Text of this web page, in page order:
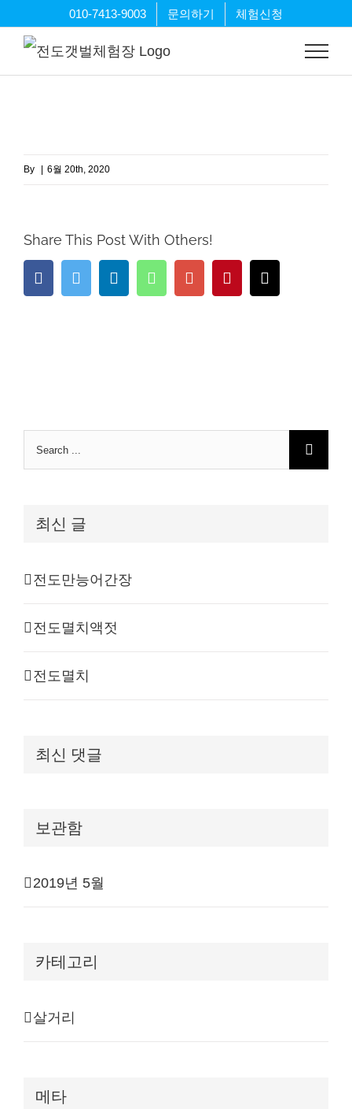
content
010-7413-9003 문의하기 체험신청
By 6월 20th, 2020
Share This Post With Others!
Facebook
Twitter LinkedInWhatsapp
Google+Pinterest
Search
최신 글
전도만능어간장
전도멸치액젓
전도멸치
최신 댓글
보관함
2019년 5월
카테고리
살거리
메타